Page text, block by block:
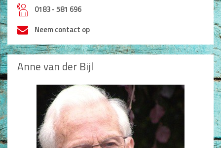
Bijbelstudie
h0183 - 581 696
Neem contact op
Anne van der Bijl